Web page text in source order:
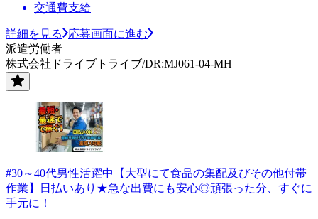
交通費支給
詳細を見る
応募画面に進む
派遣労働者
株式会社ドライブトライブ/DR:MJ061-04-MH
#30～40代男性活躍中【大型にて食品の集配及びその他付帯
作業】日払いあり★急な出費にも安心◎頑張った分、すぐに
手元に！